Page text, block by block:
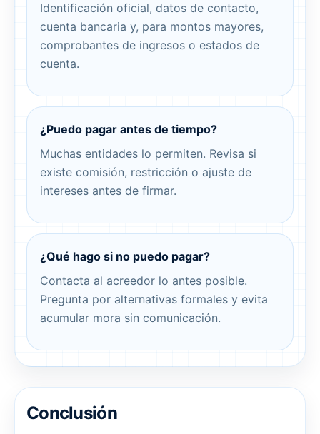
Identificación oficial, datos de contacto,
cuenta bancaria y, para montos mayores,
comprobantes de ingresos o estados de
cuenta.
¿Puedo pagar antes de tiempo?
Muchas entidades lo permiten. Revisa si
existe comisión, restricción o ajuste de
intereses antes de firmar.
¿Qué hago si no puedo pagar?
Contacta al acreedor lo antes posible.
Pregunta por alternativas formales y evita
acumular mora sin comunicación.
Conclusión